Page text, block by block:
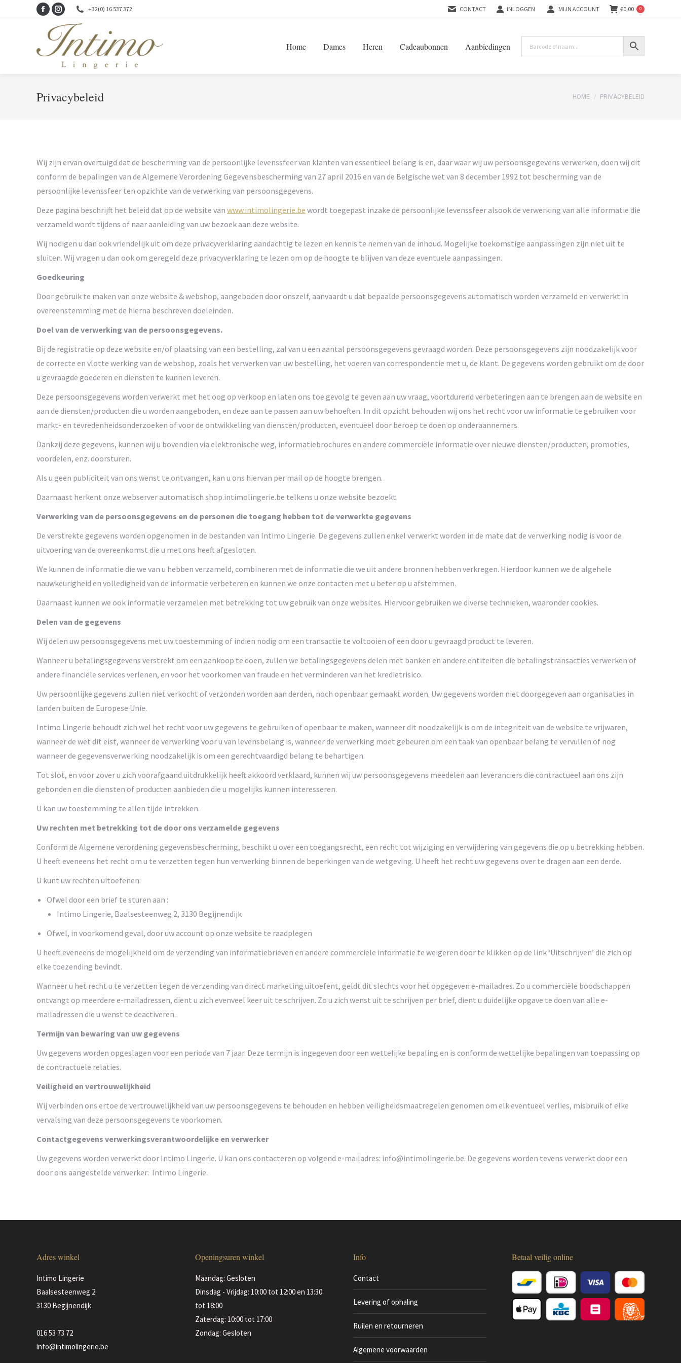
Facebook
page
opens
in
Instagram
page
opens
in
new
+32(0) 16 537 372 CONTACT INLOGGEN MIJN ACCOUNT €0,00 0
Home Dames Heren Cadeaubonnen Aanbiedingen
Privacybeleid You are here:
HOME PRIVACYBELEID
Wij zijn ervan overtuigd dat de bescherming van de persoonlijke levenssfeer van klanten van essentieel belang is en, daar waar wij uw persoonsgegevens verwerken, doen wij dit
conform de bepalingen van de Algemene Verordening Gegevensbescherming van 27 april 2016 en van de Belgische wet van 8 december 1992 tot bescherming van de
persoonlijke levenssfeer ten opzichte van de verwerking van persoonsgegevens.
Deze pagina beschrijft het beleid dat op de website van www.intimolingerie.be wordt toegepast inzake de persoonlijke levenssfeer alsook de verwerking van alle informatie die
verzameld wordt tijdens of naar aanleiding van uw bezoek aan deze website.
Wij nodigen u dan ook vriendelijk uit om deze privacyverklaring aandachtig te lezen en kennis te nemen van de inhoud. Mogelijke toekomstige aanpassingen zijn niet uit te
sluiten. Wij vragen u dan ook om geregeld deze privacyverklaring te lezen om op de hoogte te blijven van deze eventuele aanpassingen.
Goedkeuring
Door gebruik te maken van onze website & webshop, aangeboden door onszelf, aanvaardt u dat bepaalde persoonsgegevens automatisch worden verzameld en verwerkt in
overeenstemming met de hierna beschreven doeleinden.
Doel van de verwerking van de persoonsgegevens.
Bij de registratie op deze website en/of plaatsing van een bestelling, zal van u een aantal persoonsgegevens gevraagd worden. Deze persoonsgegevens zijn noodzakelijk voor
de correcte en vlotte werking van de webshop, zoals het verwerken van uw bestelling, het voeren van correspondentie met u, de klant. De gegevens worden gebruikt om de door
u gevraagde goederen en diensten te kunnen leveren.
Deze persoonsgegevens worden verwerkt met het oog op verkoop en laten ons toe gevolg te geven aan uw vraag, voortdurend verbeteringen aan te brengen aan de website en
aan de diensten/producten die u worden aangeboden, en deze aan te passen aan uw behoeften. In dit opzicht behouden wij ons het recht voor uw informatie te gebruiken voor
markt- en tevredenheidsonderzoeken of voor de ontwikkeling van diensten/producten, eventueel door beroep te doen op onderaannemers.
Dankzij deze gegevens, kunnen wij u bovendien via elektronische weg, informatiebrochures en andere commerciële informatie over nieuwe diensten/producten, promoties,
voordelen, enz. doorsturen.
Als u geen publiciteit van ons wenst te ontvangen, kan u ons hiervan per mail op de hoogte brengen.
Daarnaast herkent onze webserver automatisch shop.intimolingerie.be telkens u onze website bezoekt.
Verwerking van de persoonsgegevens en de personen die toegang hebben tot de verwerkte gegevens
De verstrekte gegevens worden opgenomen in de bestanden van Intimo Lingerie. De gegevens zullen enkel verwerkt worden in de mate dat de verwerking nodig is voor de
uitvoering van de overeenkomst die u met ons heeft afgesloten.
We kunnen de informatie die we van u hebben verzameld, combineren met de informatie die we uit andere bronnen hebben verkregen. Hierdoor kunnen we de algehele
nauwkeurigheid en volledigheid van de informatie verbeteren en kunnen we onze contacten met u beter op u afstemmen.
Daarnaast kunnen we ook informatie verzamelen met betrekking tot uw gebruik van onze websites. Hiervoor gebruiken we diverse technieken, waaronder cookies.
Delen van de gegevens
Wij delen uw persoonsgegevens met uw toestemming of indien nodig om een transactie te voltooien of een door u gevraagd product te leveren.
Wanneer u betalingsgegevens verstrekt om een aankoop te doen, zullen we betalingsgegevens delen met banken en andere entiteiten die betalingstransacties verwerken of
andere financiële services verlenen, en voor het voorkomen van fraude en het verminderen van het kredietrisico.
Uw persoonlijke gegevens zullen niet verkocht of verzonden worden aan derden, noch openbaar gemaakt worden. Uw gegevens worden niet doorgegeven aan organisaties in
landen buiten de Europese Unie.
Intimo Lingerie behoudt zich wel het recht voor uw gegevens te gebruiken of openbaar te maken, wanneer dit noodzakelijk is om de integriteit van de website te vrijwaren,
wanneer de wet dit eist, wanneer de verwerking voor u van levensbelang is, wanneer de verwerking moet gebeuren om een taak van openbaar belang te vervullen of nog
wanneer de gegevensverwerking noodzakelijk is om een gerechtvaardigd belang te behartigen.
Tot slot, en voor zover u zich voorafgaand uitdrukkelijk heeft akkoord verklaard, kunnen wij uw persoonsgegevens meedelen aan leveranciers die contractueel aan ons zijn
gebonden en die diensten of producten aanbieden die u mogelijks kunnen interesseren.
U kan uw toestemming te allen tijde intrekken.
Uw rechten met betrekking tot de door ons verzamelde gegevens
Conform de Algemene verordening gegevensbescherming, beschikt u over een toegangsrecht, een recht tot wijziging en verwijdering van gegevens die op u betrekking hebben.
U heeft eveneens het recht om u te verzetten tegen hun verwerking binnen de beperkingen van de wetgeving. U heeft het recht uw gegevens over te dragen aan een derde.
U kunt uw rechten uitoefenen:
Ofwel door een brief te sturen aan :
Intimo Lingerie, Baalsesteenweg 2, 3130 Begijnendijk
Ofwel, in voorkomend geval, door uw account op onze website te raadplegen
U heeft eveneens de mogelijkheid om de verzending van informatiebrieven en andere commerciële informatie te weigeren door te klikken op de link ‘Uitschrijven’ die zich op
elke toezending bevindt.
Wanneer u het recht u te verzetten tegen de verzending van direct marketing uitoefent, geldt dit slechts voor het opgegeven e-mailadres. Zo u commerciële boodschappen
ontvangt op meerdere e-mailadressen, dient u zich evenveel keer uit te schrijven. Zo u zich wenst uit te schrijven per brief, dient u duidelijke opgave te doen van alle e-
mailadressen die u wenst te deactiveren.
Termijn van bewaring van uw gegevens
Uw gegevens worden opgeslagen voor een periode van 7 jaar. Deze termijn is ingegeven door een wettelijke bepaling en is conform de wettelijke bepalingen van toepassing op
de contractuele relaties.
Veiligheid en vertrouwelijkheid
Wij verbinden ons ertoe de vertrouwelijkheid van uw persoonsgegevens te behouden en hebben veiligheidsmaatregelen genomen om elk eventueel verlies, misbruik of elke
vervalsing van deze persoonsgegevens te voorkomen.
Contactgegevens verwerkingsverantwoordelijke en verwerker
Uw gegevens worden verwerkt door Intimo Lingerie. U kan ons contacteren op volgend e-mailadres: info@intimolingerie.be. De gegevens worden tevens verwerkt door een
door ons aangestelde verwerker: Intimo Lingerie.
Adres winkel
Intimo Lingerie
Baalsesteenweg 2
3130 Begijnendijk
016 53 73 72
info@intimolingerie.be
Openingsuren winkel
Maandag: Gesloten
Dinsdag - Vrijdag: 10:00 tot 12:00 en 13:30
tot 18:00
Zaterdag: 10:00 tot 17:00
Zondag: Gesloten
Info
Contact
Levering of ophaling
Ruilen en retourneren
Algemene voorwaarden
Betaal veilig online